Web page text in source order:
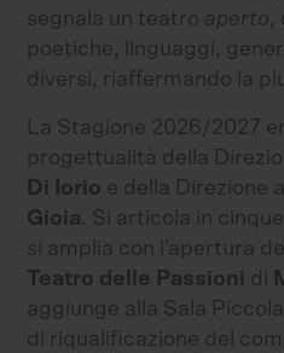
segnala un teatro aperto,
poetiche, linguaggi,
diversi, riaffermando la
La Stagione 2026/2027
progettualità della
Di Iorio e della Direzione
Gioia. Si articola in
si amplia con l’apertura
Teatro delle Passioni di
aggiunge alla Sala
di riqualificazione del